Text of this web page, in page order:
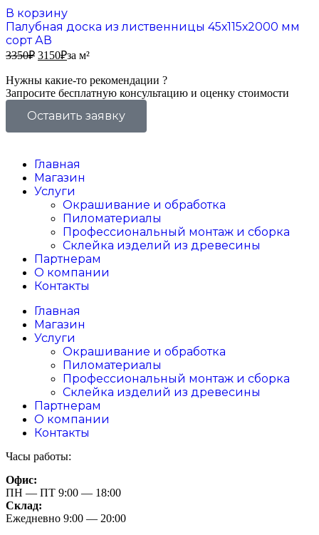
В корзину
Палубная доска из лиственницы 45х115х2000 мм
сорт АВ
3350₽ 3150₽за м²
Нужны какие-то рекомендации ?
Запросите бесплатную консультацию и оценку стоимости
Оставить заявку
Главная
Магазин
Услуги
Окрашивание и обработка
Пиломатериалы
Профессиональный монтаж и сборка
Склейка изделий из древесины
Партнерам
О компании
Контакты
Главная
Магазин
Услуги
Окрашивание и обработка
Пиломатериалы
Профессиональный монтаж и сборка
Склейка изделий из древесины
Партнерам
О компании
Контакты
Часы работы:
Офис:
ПН — ПТ 9:00 — 18:00
Склад:
Ежедневно 9:00 — 20:00